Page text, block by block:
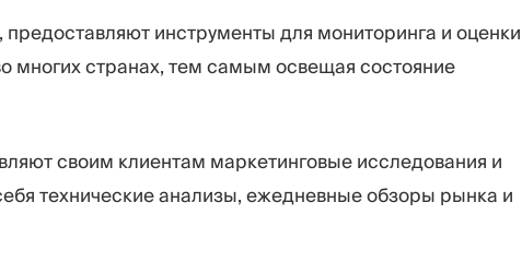
инструменты для мониторинга и оценки
многих странах, тем самым освещая состояние
своим клиентам маркетинговые исследования и
технические анализы, ежедневные обзоры рынка и